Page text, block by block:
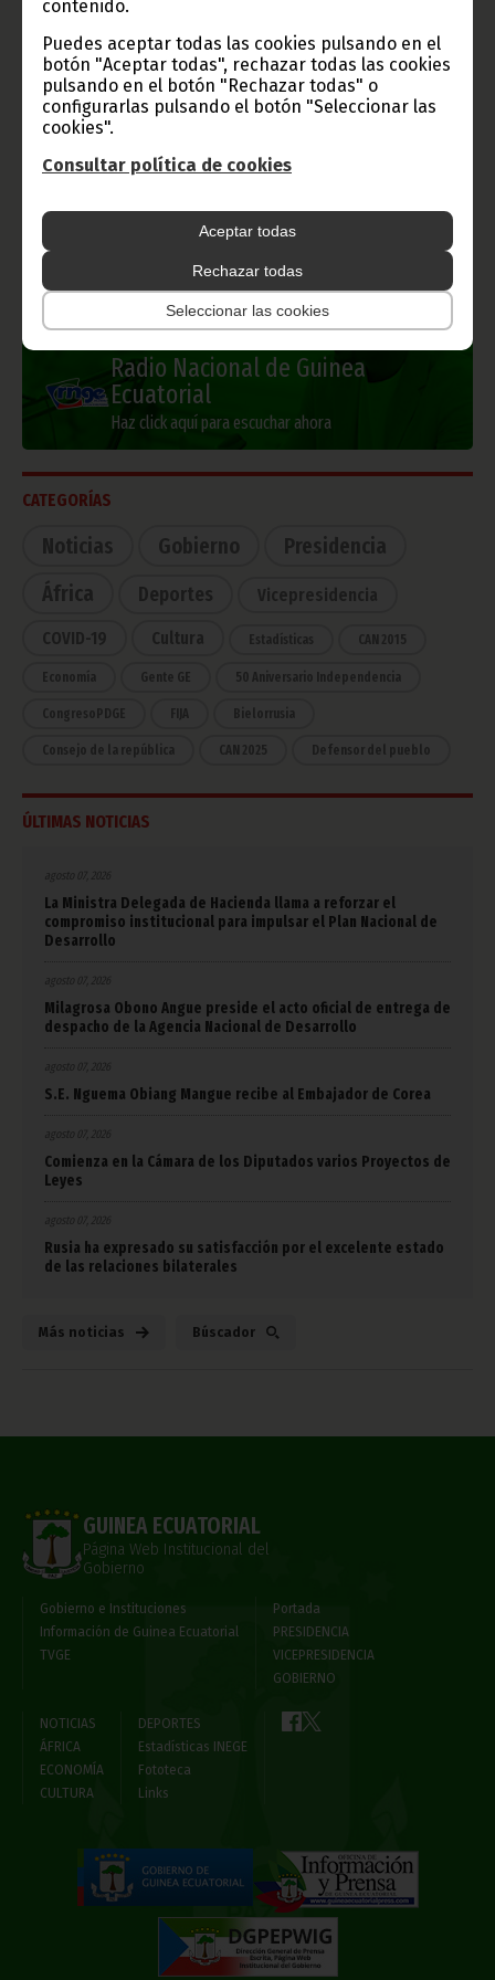
contenido.
Puedes aceptar todas las cookies pulsando en el
botón "Aceptar todas", rechazar todas las cookies
pulsando en el botón "Rechazar todas" o
configurarlas pulsando el botón "Seleccionar las
cookies".
Consultar política de cookies
Aceptar todas
Rechazar todas
Seleccionar las cookies
Gobierno e Instituciones
Información de Guinea Ecuatorial
Radio Nacional de Guinea
Ecuatorial
Haz click aquí para escuchar ahora
CATEGORÍAS
Noticias Gobierno
Presidencia
África
Deportes Vicepresidencia
COVID-19 Cultura Estadísticas CAN 2015
Economía Gente GE 50 Aniversario Independencia
CongresoPDGE FIJA Bielorrusia
Consejo de la república CAN 2025 Defensor del pueblo
ÚLTIMAS NOTICIAS
agosto 07, 2026
La Ministra Delegada de Hacienda llama a reforzar el
compromiso institucional para impulsar el Plan Nacional de
Desarrollo
agosto 07, 2026
Milagrosa Obono Angue preside el acto oficial de entrega de
despacho de la Agencia Nacional de Desarrollo
agosto 07, 2026
S.E. Nguema Obiang Mangue recibe al Embajador de Corea
agosto 07, 2026
Comienza en la Cámara de los Diputados varios Proyectos de
Leyes
agosto 07, 2026
Rusia ha expresado su satisfacción por el excelente estado
de las relaciones bilaterales
Más noticias Búscador
GUINEA ECUATORIAL
Página Web Institucional del
Gobierno
Gobierno e Instituciones
Información de Guinea Ecuatorial
TVGE
Portada
PRESIDENCIA
VICEPRESIDENCIA
GOBIERNO
NOTICIAS
ÁFRICA
ECONOMÍA
CULTURA
DEPORTES
Estadísticas INEGE
Fototeca
Links